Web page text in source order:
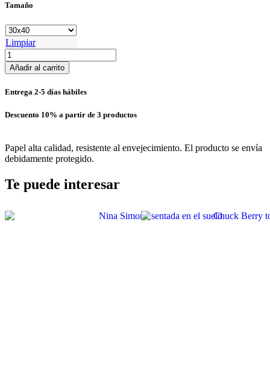
Tamaño
Limpiar
Magritte
cantidad
Añadir al carrito
Entrega 2-5 días hábiles
Descuento 10% a partir de 3 productos
Papel alta calidad, resistente al envejecimiento. El producto se envía
debidamente protegido.
Te puede interesar